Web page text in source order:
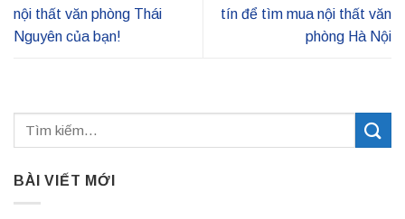
nội thất văn phòng Thái
Nguyên của bạn!
tín để tìm mua nội thất văn
phòng Hà Nội
BÀI VIẾT MỚI